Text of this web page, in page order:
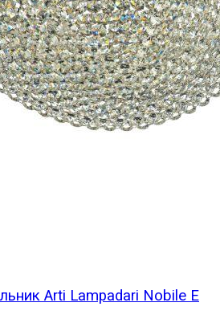
Arti Lampadari Nobile E